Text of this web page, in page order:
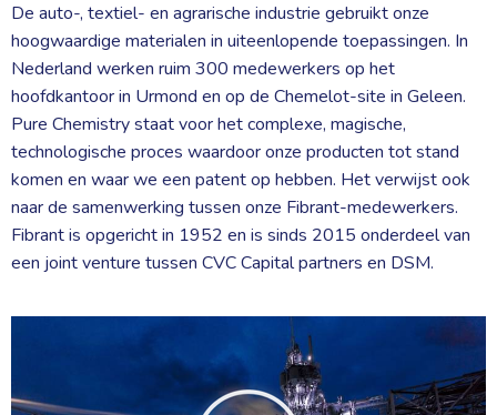
De auto-, textiel- en agrarische industrie gebruikt onze
hoogwaardige materialen in uiteenlopende toepassingen. In
Nederland werken ruim 300 medewerkers op het
hoofdkantoor in Urmond en op de Chemelot-site in Geleen.
Pure Chemistry staat voor het complexe, magische,
technologische proces waardoor onze producten tot stand
komen en waar we een patent op hebben. Het verwijst ook
naar de samenwerking tussen onze Fibrant-medewerkers.
Fibrant is opgericht in 1952 en is sinds 2015 onderdeel van
een joint venture tussen CVC Capital partners en DSM.